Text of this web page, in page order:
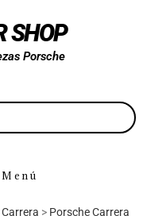
SHOP
Porsche
Menú
> Porsche Carrera